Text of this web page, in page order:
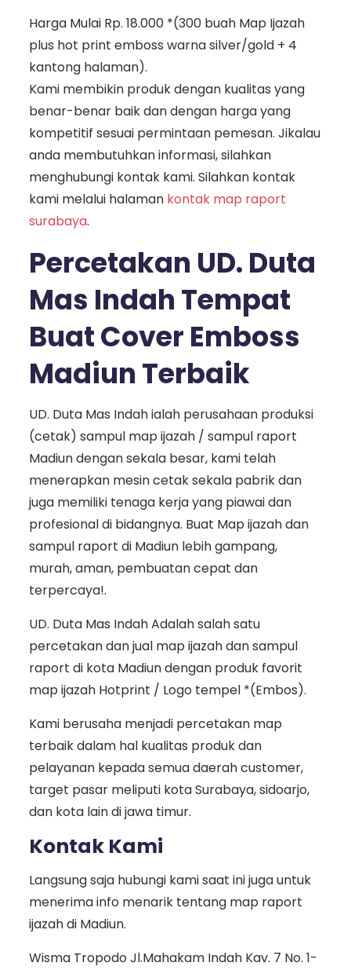
Harga Mulai Rp. 18.000 *(300 buah Map Ijazah
plus hot print emboss warna silver/gold + 4
kantong halaman).
Kami membikin produk dengan kualitas yang
benar-benar baik dan dengan harga yang
kompetitif sesuai permintaan pemesan. Jikalau
anda membutuhkan informasi, silahkan
menghubungi kontak kami. Silahkan kontak
kami melalui halaman kontak map raport
surabaya.
Percetakan UD. Duta
Mas Indah Tempat
Buat Cover Emboss
Madiun Terbaik
UD. Duta Mas Indah ialah perusahaan produksi
(cetak) sampul map ijazah / sampul raport
Madiun dengan sekala besar, kami telah
menerapkan mesin cetak sekala pabrik dan
juga memiliki tenaga kerja yang piawai dan
profesional di bidangnya. Buat Map ijazah dan
sampul raport di Madiun lebih gampang,
murah, aman, pembuatan cepat dan
terpercaya!.
UD. Duta Mas Indah Adalah salah satu
percetakan dan jual map ijazah dan sampul
raport di kota Madiun dengan produk favorit
map ijazah Hotprint / Logo tempel *(Embos).
Kami berusaha menjadi percetakan map
terbaik dalam hal kualitas produk dan
pelayanan kepada semua daerah customer,
target pasar meliputi kota Surabaya, sidoarjo,
dan kota lain di jawa timur.
Kontak Kami
Langsung saja hubungi kami saat ini juga untuk
menerima info menarik tentang map raport
ijazah di Madiun.
Wisma Tropodo Jl.Mahakam Indah Kav. 7 No. 1-